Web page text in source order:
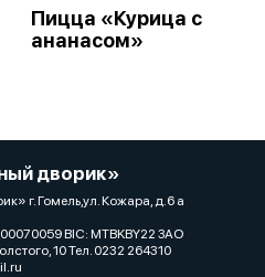
Пицца «Курица с
ананасом»
дворик»
г. Гомель,ул. Кожара, д.6 а
BIC: MTBKBY22 ЗАО
10 Тел. 0232 264310